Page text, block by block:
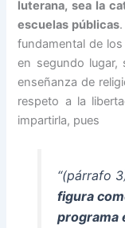
luterana, sea la
escuelas públicas.
fundamental de
en segundo lugar,
enseñanza de
respeto a la
impartirla, pues
“(párrafo
figura
programa